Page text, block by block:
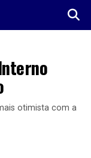
otimista com a